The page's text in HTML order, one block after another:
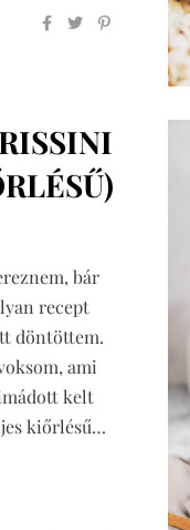
bár
recept
döntöttem.
ami
kelt
kiőrlésű…